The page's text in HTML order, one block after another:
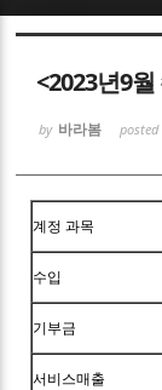
<2023년9
by 바라봄 posted
계정 과목
수입
기부금
서비스매출